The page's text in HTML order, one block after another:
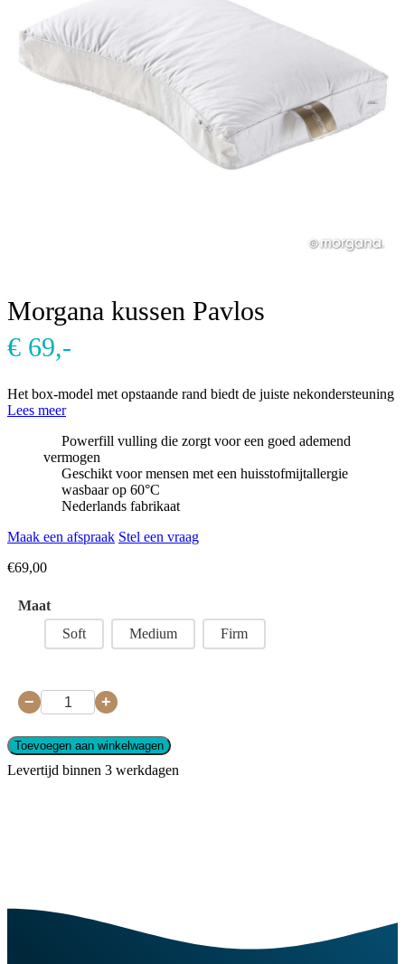
Morgana kussen Pavlos
€ 69,-
Het box-model met opstaande rand biedt de juiste
Lees meer
Powerfill vulling die zorgt voor een goed ademend
vermogen
Geschikt voor mensen met een huisstofmijtallergie
wasbaar op 60°C
Nederlands fabrikaat
Maak een afspraak Stel een vraag
€69,00
Maat
Soft
Medium Firm
− +
Toevoegen aan winkelwagen
Levertijd binnen 3 werkdagen